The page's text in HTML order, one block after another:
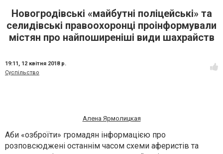
Новогродівські «майбутні поліцейські» та
селидівські правоохоронці проінформували
містян про найпоширеніші види шахрайств
19:11, 12 квітня 2018 р.
Суспільство
Алена Ярмолицкая
Аби «озброїти» громадян інформацією про
розповсюджені останнім часом схеми аферистів та